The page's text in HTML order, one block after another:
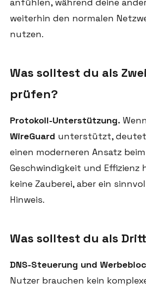
anfühlen, während deine
weiterhin den normalen
nutzen.
Was solltest du als
prüfen?
Protokoll-Unterstützung.
WireGuard unterstützt,
einen moderneren Ansatz
Geschwindigkeit und Effizienz
keine Zauberei, aber ein
Hinweis.
Was solltest du als
DNS-Steuerung und
Nutzer brauchen kein